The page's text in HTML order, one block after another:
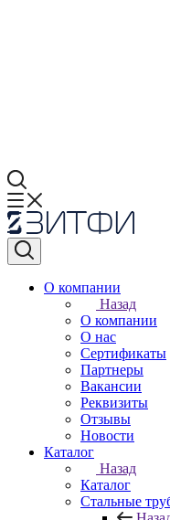
О компании
Назад
О компании
О нас
Сертификаты
Партнеры
Вакансии
Реквизиты
Отзывы
Новости
Каталог
Назад
Каталог
Стальные